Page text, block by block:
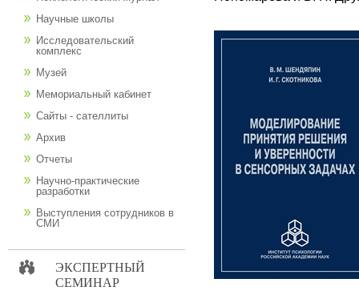
Научные школы
Исследовательский
комплекс
Музей
Мемориальный кабинет
Сайты - сателлиты
Архив
Отчеты
Научно-практические
разработки
Выступления сотрудников в
СМИ
ЭКСПЕРТНЫЙ
СЕМИНАР